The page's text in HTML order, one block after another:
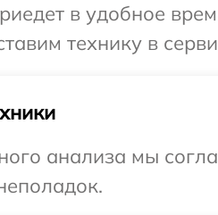
в удобное
технику в
анализа мы